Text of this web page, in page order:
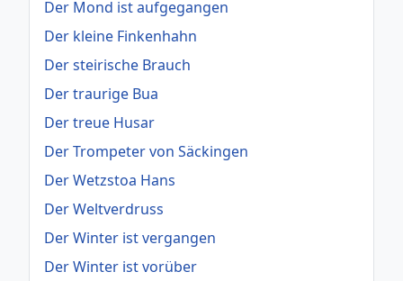
Der Mond ist aufgegangen
Der kleine Finkenhahn
Der steirische Brauch
Der traurige Bua
Der treue Husar
Der Trompeter von Säckingen
Der Wetzstoa Hans
Der Weltverdruss
Der Winter ist vergangen
Der Winter ist vorüber